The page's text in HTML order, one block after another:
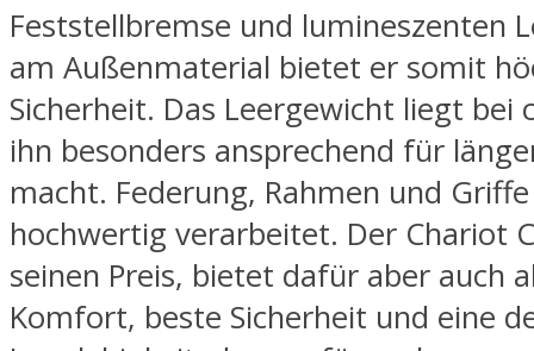
Feststellbremse und lumineszenten
am Außenmaterial bietet er somit
Sicherheit. Das Leergewicht liegt bei
ihn besonders ansprechend für
macht. Federung, Rahmen und
hochwertig verarbeitet. Der Chariot
seinen Preis, bietet dafür aber auch
Komfort, beste Sicherheit und eine